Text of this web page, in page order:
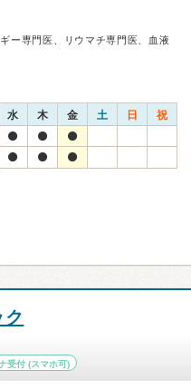
ー専門医、リウマチ専門医、血液
水 木 金 土 日 祝
受付 (スマホ可)